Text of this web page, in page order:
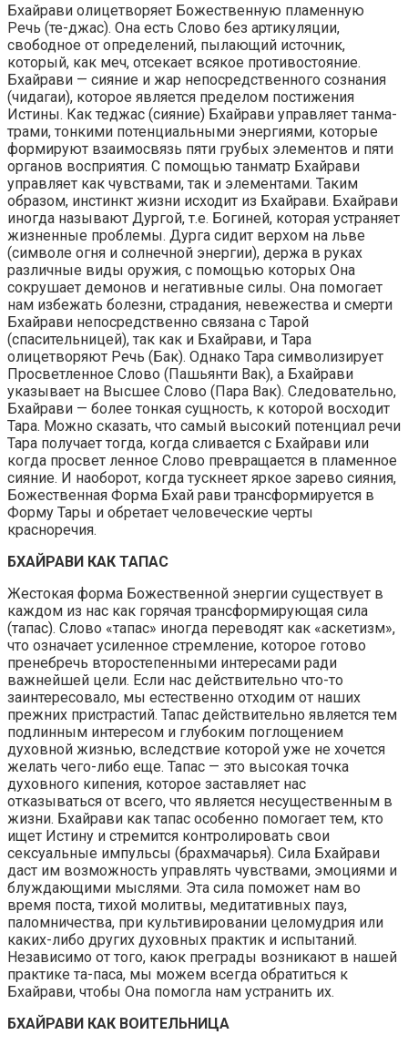
Бхайрави олицетворяет Божественную пламенную
Речь (те-джас). Она есть Слово без артикуляции,
свободное от определений, пылающий источник,
который, как меч, отсекает всякое противостояние.
Бхайрави — сияние и жар непосредственного сознания
(чидагаи), которое является пределом постижения
Истины. Как теджас (сияние) Бхайрави управляет танма-
трами, тонкими потенциальными энергиями, которые
формируют взаимосвязь пяти грубых элементов и пяти
органов восприятия. С помощью танматр Бхайрави
управляет как чувствами, так и элементами. Таким
образом, инстинкт жизни исходит из Бхайрави. Бхайрави
иногда называют Дургой, т.е. Богиней, которая устраняет
жизненные проблемы. Дурга сидит верхом на льве
(символе огня и солнечной энергии), держа в руках
различные виды оружия, с помощью которых Она
сокрушает демонов и негативные силы. Она помогает
нам избежать болезни, страдания, невежества и смерти
Бхайрави непосредственно связана с Тарой
(спасительницей), так как и Бхайрави, и Тара
олицетворяют Речь (Бак). Однако Тара символизирует
Просветленное Слово (Пашьянти Вак), а Бхайрави
указывает на Высшее Слово (Пара Вак). Следовательно,
Бхайрави — более тонкая сущность, к которой восходит
Тара. Можно сказать, что самый высокий потенциал речи
Тара получает тогда, когда сливается с Бхайрави или
когда просвет ленное Слово превращается в пламенное
сияние. И наоборот, когда тускнеет яркое зарево сияния,
Божественная Форма Бхай рави трансформируется в
Форму Тары и обретает человеческие черты
красноречия.
БХАЙРАВИ КАК ТАПАС
Жестокая форма Божественной энергии существует в
каждом из нас как горячая трансформирующая сила
(тапас). Слово «тапас» иногда переводят как «аскетизм»,
что означает усиленное стремление, которое готово
пренебречь второстепенными интересами ради
важнейшей цели. Если нас действительно что-то
заинтересовало, мы естественно отходим от наших
прежних пристрастий. Тапас действительно является тем
подлинным интересом и глубоким поглощением
духовной жизнью, вследствие которой уже не хочется
желать чего-либо еще. Тапас — это высокая точка
духовного кипения, которое заставляет нас
отказываться от всего, что является несущественным в
жизни. Бхайрави как тапас особенно помогает тем, кто
ищет Истину и стремится контролировать свои
сексуальные импульсы (брахмачарья). Сила Бхайрави
даст им возможность управлять чувствами, эмоциями и
блуждающими мыслями. Эта сила поможет нам во
время поста, тихой молитвы, медитативных пауз,
паломничества, при культивировании целомудрия или
каких-либо других духовных практик и испытаний.
Независимо от того, каюк преграды возникают в нашей
практике та-паса, мы можем всегда обратиться к
Бхайрави, чтобы Она помогла нам устранить их.
БХАЙРАВИ КАК ВОИТЕЛЬНИЦА